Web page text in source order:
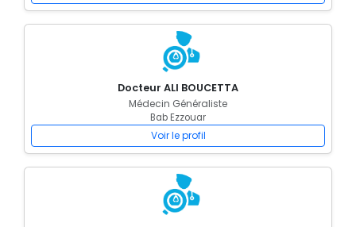
Docteur ALI BOUCETTA
Médecin Généraliste
Bab Ezzouar
Voir le profil